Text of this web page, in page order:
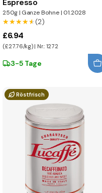
Espresso
250g|Ganze Bohne|01.2028
★★★★★
★★★★★(2)
£6.94
(£27.76/kg) | Nr.: 1272
3-5 Tage
Röstfrisch